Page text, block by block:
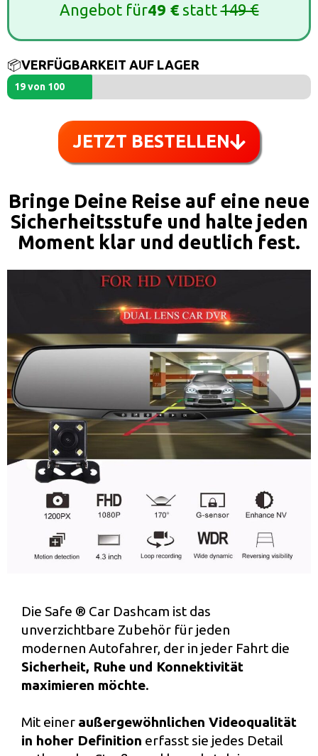
Angebot für49 € statt149 €
📦VERFÜGBARKEIT AUF LAGER
19 von 100
JETZT BESTELLEN
Bringe Deine Reise auf eine neue
Sicherheitsstufe und halte jeden
Moment klar und deutlich fest.
Die Safe ® Car Dashcam ist das
unverzichtbare Zubehör für jeden
modernen Autofahrer, der in jeder Fahrt die
Sicherheit, Ruhe und Konnektivität
maximieren möchte.
Mit einer außergewöhnlichen Videoqualität
in hoher Definition erfasst sie jedes Detail